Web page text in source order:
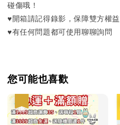
碰傷哦！
♥開箱請記得錄影，保障雙方權益
♥有任何問題都可使用聊聊詢問
您可能也喜歡